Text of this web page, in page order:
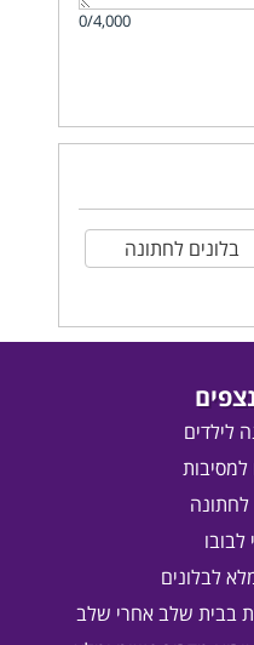
0/4,000
בלונים לחתונה
לילדים
למסיבות
לחתונה
לבובו
לבלונים
בבית שלב אחרי שלב